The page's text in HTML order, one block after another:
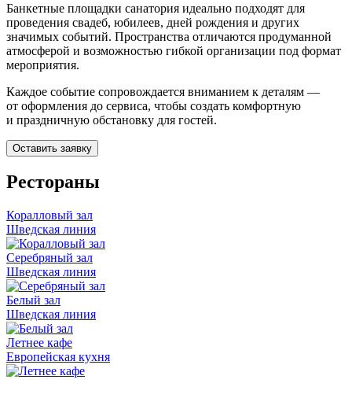
Банкетные площадки санатория идеально подходят для
проведения свадеб, юбилеев, дней рождения и других
значимых событий. Пространства отличаются продуманной
атмосферой и возможностью гибкой организации под формат
мероприятия.
Каждое событие сопровождается вниманием к деталям —
от оформления до сервиса, чтобы создать комфортную
и праздничную обстановку для гостей.
Оставить заявку
Рестораны
Коралловый зал
Шведская линия
Серебряный зал
Шведская линия
Белый зал
Шведская линия
Летнее кафе
Европейская кухня